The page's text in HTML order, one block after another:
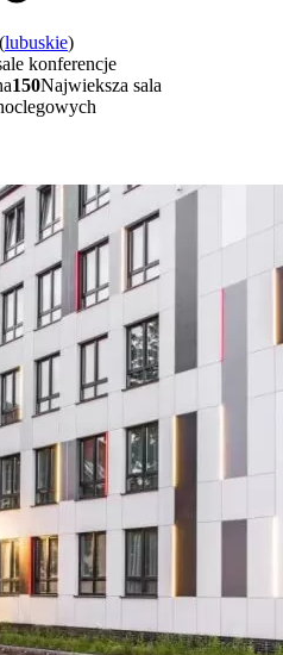
lubuskie)
konferencje
150Najwieksza sala